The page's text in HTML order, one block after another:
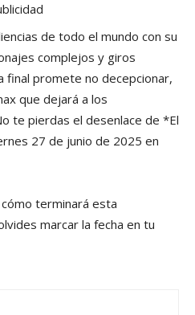
de todo el mundo con su
complejos y giros
final promete no decepcionar,
que dejará a los
te pierdas el desenlace de *El
27 de junio de 2025 en
terminará esta
marcar la fecha en tu